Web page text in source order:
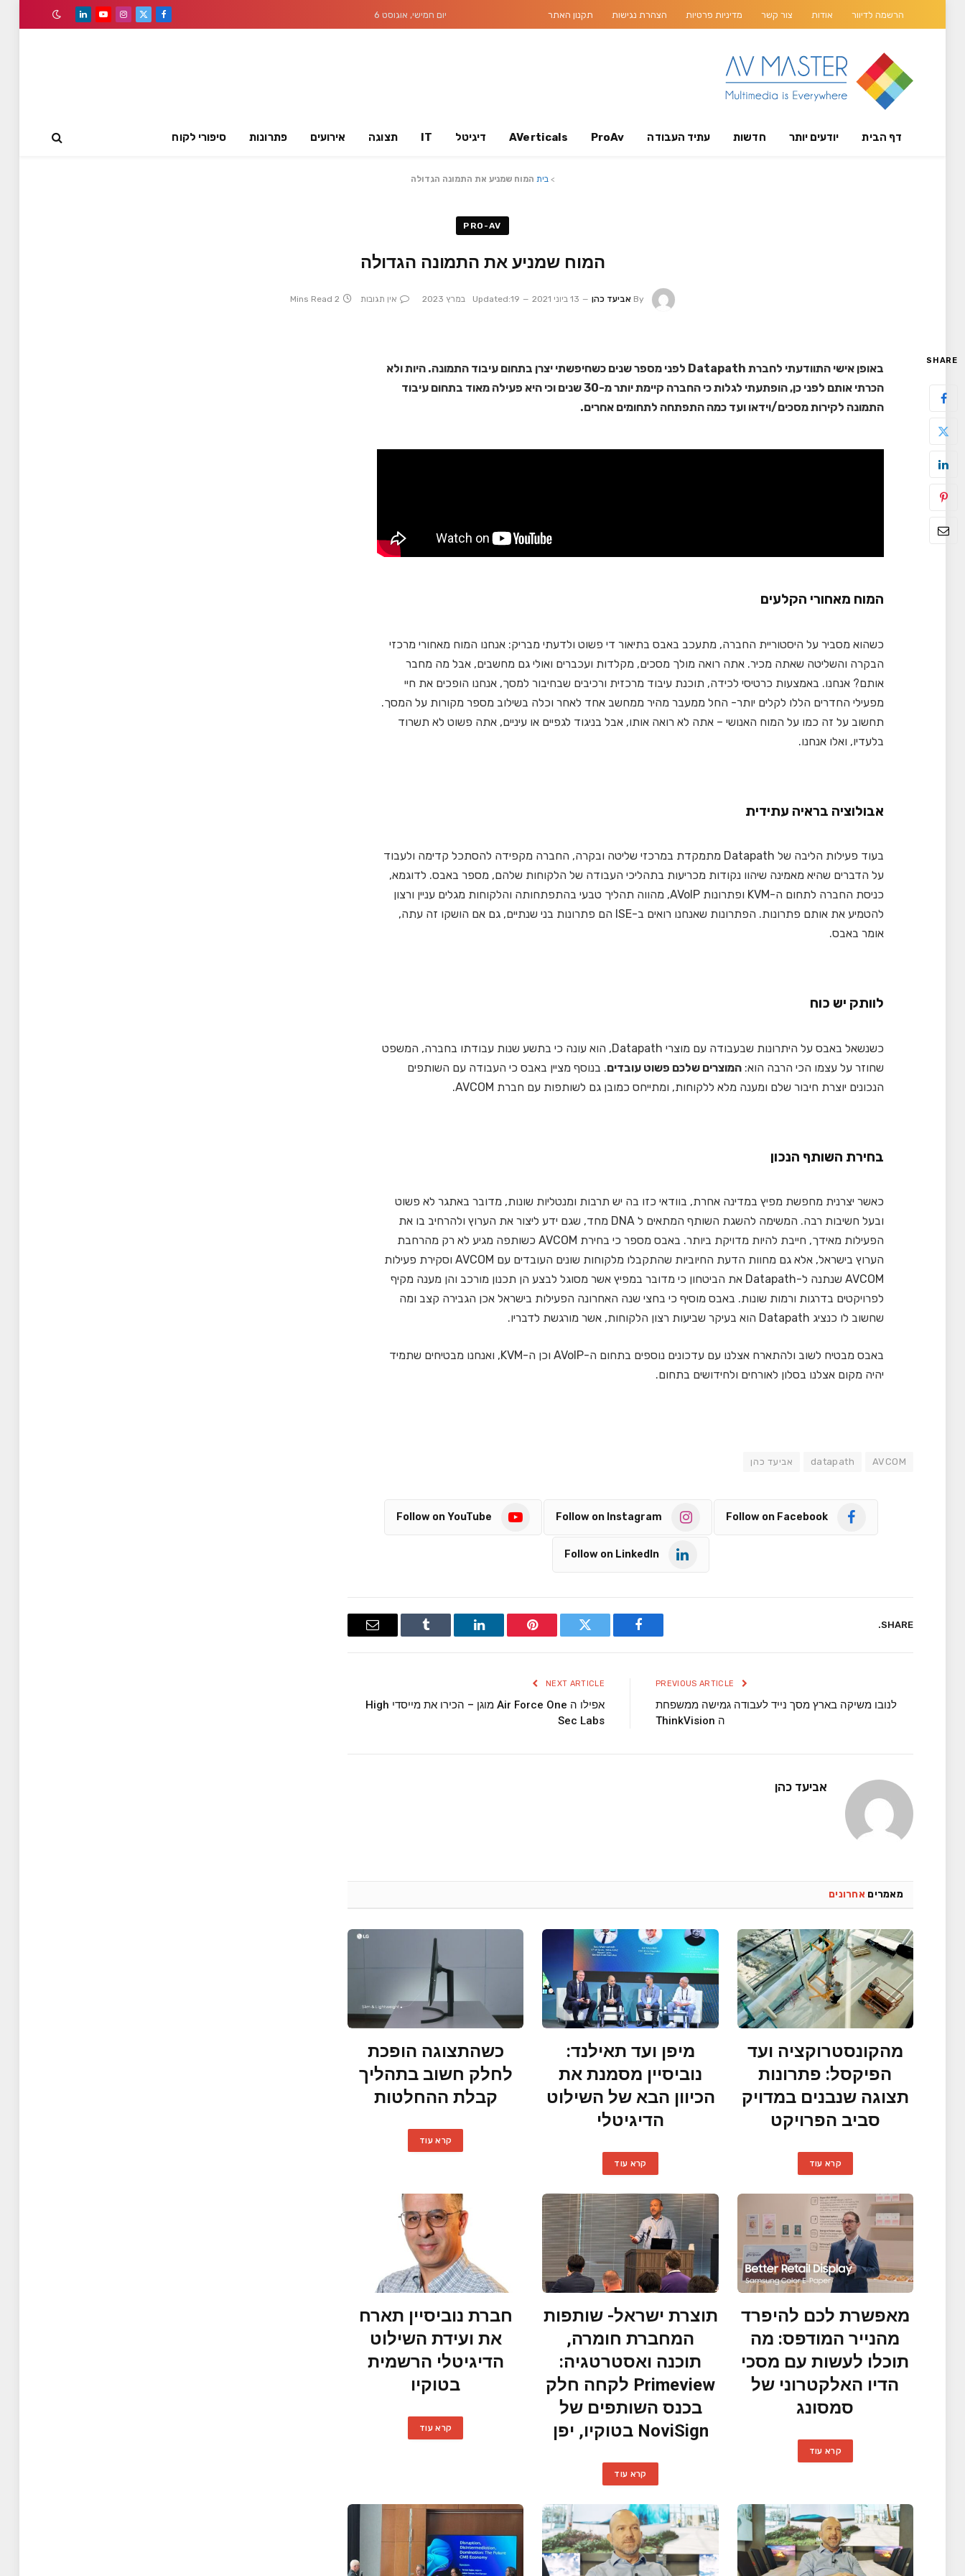
הרשמה לדיוור אודות צור קשר מדיניות פרטיות הצהרת נגישות תקנון האתר יום חמישי, אוגוסט 6
Facebook
X
Instagram
YouTube
LinkedIn
דף הבית יודעים יותר חדשות עתיד העבודה ProAv
AVerticals דיגיטל IT תצוגה אירועים פתרונות סיפורי לקוח
>בית המוח שמניע את התמונה הגדולה
PRO-AV
המוח שמניע את התמונה הגדולה
By אביעד כהן 13 ביוני 2021 Updated:19 במרץ 2023 אין תגובות 2 Mins Read
SHARE
באופן אישי התוודעתי לחברת Datapath לפני מספר שנים כשחיפשתי יצרן בתחום עיבוד התמונה. היות ולא
הכרתי אותם לפני כן, הופתעתי לגלות כי החברה קיימת יותר מ-30 שנים וכי היא פעילה מאוד בתחום עיבוד
התמונה לקירות מסכים/וידאו ועד כמה התפתחה לתחומים אחרים.
המוח מאחורי הקלעים
כשהוא מסביר על היסטוריית החברה, מתעכב באבס בתיאור די פשוט ולדעתי מבריק: אנחנו המוח מאחורי מרכזי
הבקרה והשליטה שאתה מכיר. אתה רואה מולך מסכים, מקלדות ועכברים ואולי גם מחשבים, אבל מה מחבר
אותם? אנחנו. באמצעות כרטיסי לכידה, תוכנת עיבוד מרכזית ורכיבים שבחיבור למסך, אנחנו הופכים את חיי
מפעילי החדרים הללו לקלים יותר- החל ממעבר מהיר ממחשב אחד לאחר וכלה בשילוב מספר מקורות על המסך.
תחשוב על זה כמו על המוח האנושי – אתה לא רואה אותו, אבל בניגוד לגפיים או עיניים, אתה פשוט לא תשרוד
בלעדיו, ואלו אנחנו.
אבולוציה בראיה עתידית
בעוד פעילות הליבה של Datapath מתמקדת במרכזי שליטה ובקרה, החברה מקפידה להסתכל קדימה ולעבוד
על הדברים שהיא מאמינה שיהוו נקודות מכריעות בתהליכי העבודה של הלקוחות שלהם, מספר באבס. לדוגמא,
כניסת החברה לתחום ה-KVM ופתרונות AVoIP, מהווה תהליך טבעי בהתפתחותה והלקוחות מגלים עניין ורצון
להטמיע את אותם פתרונות. הפתרונות שאנחנו רואים ב-ISE הם פתרונות בני שנתיים, גם אם הושקו זה עתה,
אומר באבס.
לוותק יש כוח
כשנשאל באבס על היתרונות שבעבודה עם מוצרי Datapath, הוא עונה כי בתשע שנות עבודתו בחברה, המשפט
שחוזר על עצמו הכי הרבה הוא: המוצרים שלכם פשוט עובדים. בנוסף מציין באבס כי העבודה עם השותפים
הנכונים יוצרת חיבור שלם ומענה מלא ללקוחות, ומתייחס כמובן גם לשותפות עם חברת AVCOM.
בחירת השותף הנכון
כאשר יצרנית מחפשת מפיץ במדינה אחרת, בוודאי כזו בה יש תרבות ומנטליות שונות, מדובר באתגר לא פשוט
ובעל חשיבות רבה. המשימה להשגת השותף המתאים ל DNA מחד, שגם ידע ליצור את הערוץ ולהרחיב בו את
הפעילות מאידך, חייבת להיות מדויקת ביותר. באבס מספר כי בחירת AVCOM כשותפה מגיע לא רק מהרחבת
הערוץ בישראל, אלא גם מחוות הדעת החיוביות שהתקבלו מלקוחות שונים העובדים עם AVCOM וסקירת פעילות
AVCOM שנתנה ל-Datapath את הביטחון כי מדובר במפיץ אשר מסוגל לבצע הן תכנון מורכב והן מענה מקיף
לפרויקטים בדרגות ורמות שונות. באבס מוסיף כי בחצי שנה האחרונה הפעילות בישראל אכן הגבירה קצב ומה
שחשוב לו כנציג Datapath הוא בעיקר שביעות רצון הלקוחות, אשר מורגשת לדבריו.
באבס מבטיח לשוב ולהתארח אצלנו עם עדכונים נוספים בתחום ה-AVoIP וכן ה-KVM, ואנחנו מבטיחים שתמיד
יהיה מקום אצלנו בסלון לאורחים ולחידושים בתחום.
AVCOM
datapath אביעד כהן
Follow on Facebook
Follow on Instagram
Follow on YouTube
Follow on LinkedIn
SHARE.
Facebook
Twitter
Pinterest
LinkedIn
Tumblr
Email
לנובו משיקה בארץ מסך נייד לעבודה גמישה ממשפחת
ה ThinkVision
NEXT ARTICLE
אפילו ה Air Force One מוגן – הכירו את מייסדי High
Sec Labs
אביעד כהן
מאמרים אחרונים
מהקונסטרוקציה ועד
הפיקסל: פתרונות
תצוגה שנבנים במדויק
סביב הפרויקט
קרא עוד
מיפן ועד תאילנד:
נוביסיין מסמנת את
הכיוון הבא של השילוט
הדיגיטלי
קרא עוד
כשהתצוגה הופכת
לחלק חשוב בתהליך
קבלת ההחלטות
קרא עוד
מאפשרת לכם להיפרד
מהנייר המודפס: מה
תוכלו לעשות עם מסכי
הדיו האלקטרוני של
סמסונג
קרא עוד
תוצרת ישראל- שותפות
המחברת חומרה,
תוכנה ואסטרטגיה:
Primeview לקחה חלק
בכנס השותפים של
NoviSign בטוקיו, יפן
קרא עוד
חברת נוביסיין תארח
את ועידת השילוט
הדיגיטלי הרשמית
בטוקיו
קרא עוד